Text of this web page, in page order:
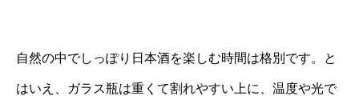
自然の中でしっぽり日本酒を楽しむ時間は格別です。と
はいえ、ガラス瓶は重くて割れやすい上に、温度や光で